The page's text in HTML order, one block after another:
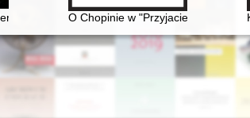
Aspekty historyczne, teoretyczne i
F. Chopina. Fryderyk Chopin na
O Chopinie w "Przyjacielu Ludu"